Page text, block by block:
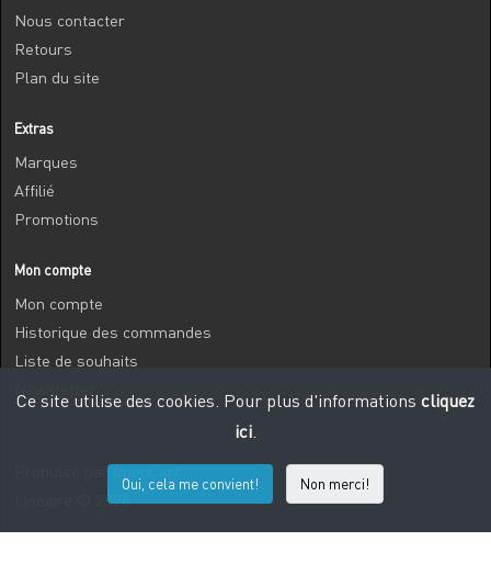
Nous contacter
Retours
Plan du site
Extras
Marques
Affilié
Promotions
Mon compte
Mon compte
Historique des commandes
Liste de souhaits
Propulsé par
Lineaire © 2026
Ce site utilise des cookies. Pour plus d'informations cliquez
ici.
Oui, cela me convient! Non merci!